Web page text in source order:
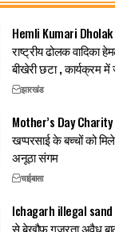
Hemli Kumari
राष्ट्रीय ढोलक वादिका
बीखेरी छटा , कार्यक्रम
झारखंड
Mother’s Day Charity
खप्परसाई के बच्चों को
अनूठा संगम
चाईबासा
Ichagarh illegal sand
से बेखौफ गुजरता अवैध